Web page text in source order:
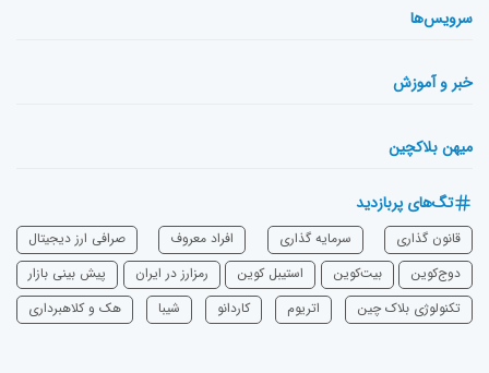
سرویس‌ها
خبر و آموزش
میهن بلاکچین
تگ‌های پربازدید
قانون گذاری سرمایه‌ گذاری افراد معروف
صرافی ارز دیجیتال
دوج‌کوین
بیت‌کوین استیبل کوین رمزارز در ایران
پیش بینی بازار
تکنولوژی بلاک چین
اتریوم ‌کاردانو شیبا هک و کلاهبرداری